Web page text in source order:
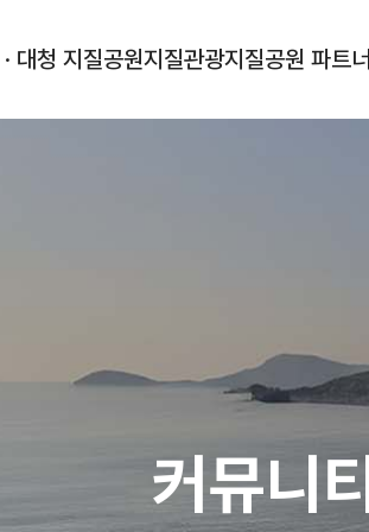
대청 지질공원지질관광지질공원 파트너
커뮤니티